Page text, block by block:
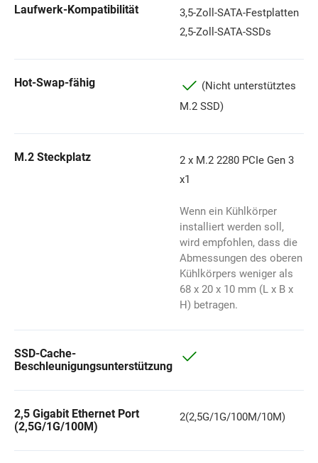
Laufwerk-Kompatibilität
3,5-Zoll-SATA-Festplatten
2,5-Zoll-SATA-SSDs
Hot-Swap-fähig
(Nicht unterstütztes
M.2 SSD)
M.2 Steckplatz
2 x M.2 2280 PCIe Gen 3
x1
Wenn ein Kühlkörper
installiert werden soll,
wird empfohlen, dass die
Abmessungen des oberen
Kühlkörpers weniger als
68 x 20 x 10 mm (L x B x
H) betragen.
SSD-Cache-
Beschleunigungsunterstützung
2,5 Gigabit Ethernet Port
(2,5G/1G/100M)
2(2,5G/1G/100M/10M)